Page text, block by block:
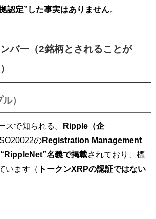
認定”した事実はありません
バー（2銘柄とされることが
）
）
スで知られる。 Ripple（企
のRegistration Management
名義で掲載されており、標
います（ トークンXRPの認証ではない